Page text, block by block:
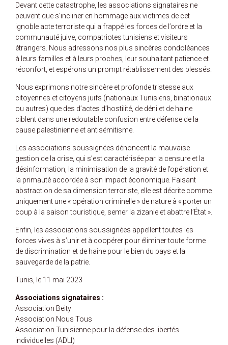
Devant cette catastrophe, les associations signataires ne
peuvent que s’incliner en hommage aux victimes de cet
ignoble acte terroriste qui a frappé les forces de l’ordre et la
communauté juive, compatriotes tunisiens et visiteurs
étrangers. Nous adressons nos plus sincères condoléances
à leurs familles et à leurs proches, leur souhaitant patience et
réconfort, et espérons un prompt rétablissement des blessés.
Nous exprimons notre sincère et profonde tristesse aux
citoyennes et citoyens juifs (nationaux Tunisiens, binationaux
ou autres) que des d’actes d’hostilité, de déni et de haine
ciblent dans une redoutable confusion entre défense de la
cause palestinienne et antisémitisme.
Les associations soussignées dénoncent la mauvaise
gestion de la crise, qui s’est caractérisée par la censure et la
désinformation, la minimisation de la gravité de l’opération et
la primauté accordée à son impact économique. Faisant
abstraction de sa dimension terroriste, elle est décrite comme
uniquement une « opération criminelle » de nature à « porter un
coup à la saison touristique, semer la zizanie et abattre l’État ».
Enfin, les associations soussignées appellent toutes les
forces vives à s’unir et à coopérer pour éliminer toute forme
de discrimination et de haine pour le bien du pays et la
sauvegarde de la patrie.
Tunis, le 11 mai 2023
Associations signataires :
Association Beity
Association Nous Tous
Association Tunisienne pour la défense des libertés
individuelles (ADLI)